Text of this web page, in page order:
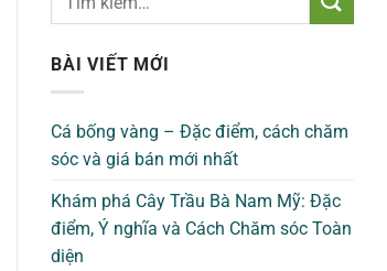
BÀI VIẾT MỚI
Cá bống vàng – Đặc điểm, cách chăm
sóc và giá bán mới nhất
Khám phá Cây Trầu Bà Nam Mỹ: Đặc
điểm, Ý nghĩa và Cách Chăm sóc Toàn
diện